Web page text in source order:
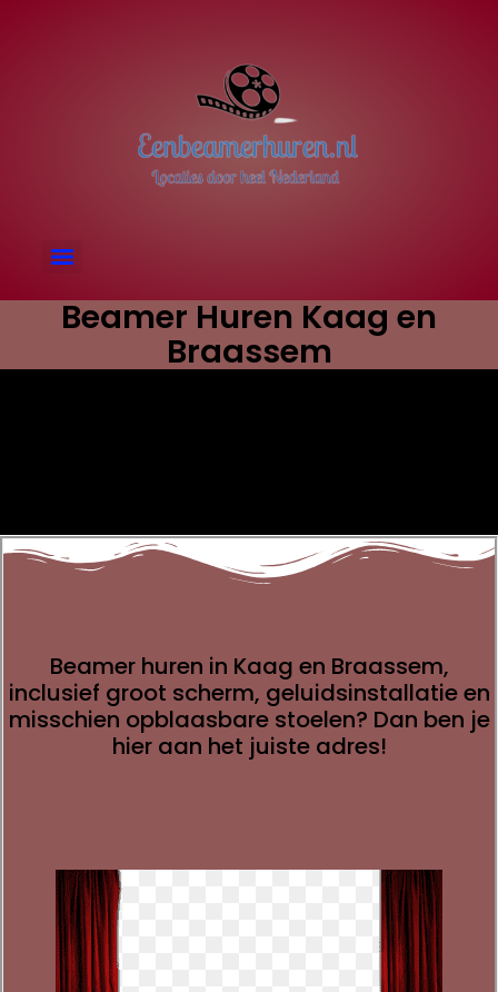
Beamer Huren Kaag en
Braassem
Beamer huren in Kaag en Braassem,
inclusief groot scherm, geluidsinstallatie en
misschien opblaasbare stoelen? Dan ben je
hier aan het juiste adres!